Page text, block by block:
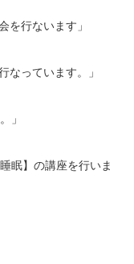
を行ないます」
なっています。」
」
眠】の講座を行いま